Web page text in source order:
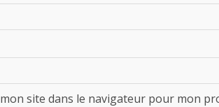
site dans le navigateur pour mon